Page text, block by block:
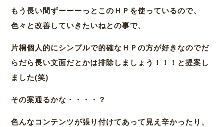
もう長い間ずーーーっとこのＨＰを使っているので、
色々と改善していきたいねとの事で、
片桐個人的にシンプルで的確なＨＰの方が好きなのでだ
らだら長い文面だとかは排除しましょう！！！と提案し
ました(笑)
その案通るかな・・・・？
色んなコンテンツが張り付けてあって見え辛かったり、